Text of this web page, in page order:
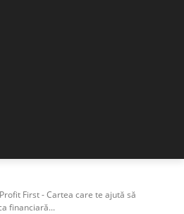
Profit First - Cartea care te ajută să
financiară...